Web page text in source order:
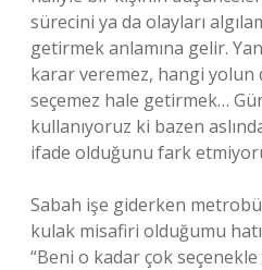
sürecini ya da olayları
getirmek anlamına gelir.
karar veremez, hangi
seçemez hale getirmek…
kullanıyoruz ki bazen
ifade olduğunu fark
Sabah işe giderken
kulak misafiri olduğumu
“Beni o kadar çok